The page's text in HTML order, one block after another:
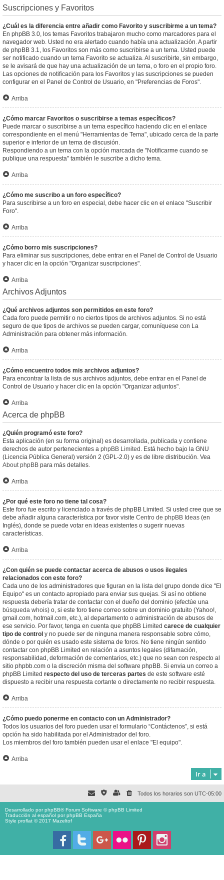
Suscripciones y Favoritos
¿Cuál es la diferencia entre añadir como Favorito y suscribirme a un tema?
En phpBB 3.0, los temas Favoritos trabajaron mucho como marcadores para el
navegador web. Usted no era alertado cuando había una actualización. A partir
de phpBB 3.1, los Favoritos son más como suscribirse a un tema. Usted puede
ser notificado cuando un tema Favorito se actualiza. Al suscribirte, sin embargo,
se le avisará de que hay una actualización de un tema, o foro en el propio foro.
Las opciones de notificación para los Favoritos y las suscripciones se pueden
configurar en el Panel de Control de Usuario, en "Preferencias de Foros".
Arriba
¿Cómo marcar Favoritos o suscribirse a temas específicos?
Puede marcar o suscribirse a un tema específico haciendo clic en el enlace
correspondiente en el menú "Herramientas de Tema", ubicado cerca de la parte
superior e inferior de un tema de discusión.
Respondiendo a un tema con la opción marcada de "Notificarme cuando se
publique una respuesta" también le suscribe a dicho tema.
Arriba
¿Cómo me suscribo a un foro específico?
Para suscribirse a un foro en especial, debe hacer clic en el enlace "Suscribir
Foro".
Arriba
¿Cómo borro mis suscripciones?
Para eliminar sus suscripciones, debe entrar en el Panel de Control de Usuario
y hacer clic en la opción "Organizar suscripciones".
Arriba
Archivos Adjuntos
¿Qué archivos adjuntos son permitidos en este foro?
Cada foro puede permitir o no ciertos tipos de archivos adjuntos. Si no está
seguro de que tipos de archivos se pueden cargar, comuníquese con La
Administración para obtener más información.
Arriba
¿Cómo encuentro todos mis archivos adjuntos?
Para encontrar la lista de sus archivos adjuntos, debe entrar en el Panel de
Control de Usuario y hacer clic en la opción "Organizar adjuntos".
Arriba
Acerca de phpBB
¿Quién programó este foro?
Esta aplicación (en su forma original) es desarrollada, publicada y contiene
derechos de autor pertenecientes a phpBB Limited . Está hecho bajo la GNU
(Licencia Pública General) versión 2 (GPL-2.0) y es de libre distribución. Vea
About phpBB para más detalles.
Arriba
¿Por qué este foro no tiene tal cosa?
Este foro fue escrito y licenciado a través de phpBB Limited. Si usted cree que se
debe añadir alguna característica por favor visite Centro de phpBB Ideas (en
Inglés), donde se puede votar en ideas existentes o sugerir nuevas
características.
Arriba
¿Con quién se puede contactar acerca de abusos o usos ilegales
relacionados con este foro?
Cada uno de los administradores que figuran en la lista del grupo donde dice "El
Equipo" es un contacto apropiado para enviar sus quejas. Si así no obtiene
respuesta debería tratar de contactar con el dueño del dominio (efectúe una
búsqueda whois) o, si este foro tiene correo sobre un dominio gratuito (Yahoo!,
gmail.com, hotmail.com, etc.), al departamento o administración de abusos de
ese servicio. Por favor, tenga en cuenta que phpBB Limited carece de cualquier
tipo de control y no puede ser de ninguna manera responsable sobre cómo,
dónde o por quién es usado este sistema de foros. No tiene ningún sentido
contactar con phpBB Limited en relación a asuntos legales (difamación,
responsabilidad, deformación de comentarios, etc.) que no sean con respecto al
sitio phpbb.com o la discreción misma del software phpBB. Si envia un correo a
phpBB Limited respecto del uso de terceras partes de este software esté
dispuesto a recibir una respuesta cortante o directamente no recibir respuesta.
Arriba
¿Cómo puedo ponerme en contacto con un Administrador?
Todos los usuarios del foro pueden usar el formulario “Contáctenos”, si está
opción ha sido habilitada por el Administrador del foro.
Los miembros del foro también pueden usar el enlace "El equipo".
Arriba
Ir a
Todos los horarios son UTC-05:00
Desarrollado porphpBB® Forum Software © phpBB Limited
Traducción al español porphpBB España
Style proflat © 2017 Mazeltof